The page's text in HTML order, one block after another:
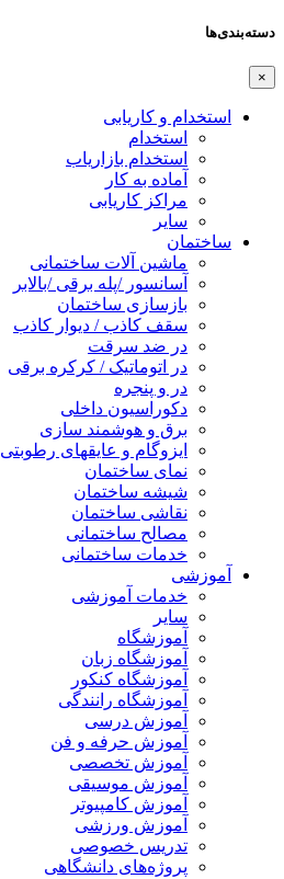
دسته‌بندی‌ها
×
استخدام و کاریابی
استخدام
استخدام بازاریاب
آماده به کار
مراکز کاریابی
سایر
ساختمان
ماشین آلات ساختمانی
آسانسور /پله برقی /بالابر
بازسازی ساختمان
سقف کاذب / دیوار کاذب
در ضد سرقت
در اتوماتیک / کرکره برقی
در و پنجره
دکوراسیون داخلی
برق و هوشمند سازی
ایزوگام و عایقهای رطوبتی
نمای ساختمان
شیشه ساختمان
نقاشی ساختمان
مصالح ساختمانی
خدمات ساختمانی
آموزشی
خدمات آموزشی
سایر
آموزشگاه
آموزشگاه زبان
آموزشگاه کنکور
آموزشگاه رانندگی
آموزش درسی
آموزش حرفه و فن
آموزش تخصصی
آموزش موسیقی
آموزش کامپیوتر
آموزش ورزشی
تدریس خصوصی
پروژه‌های دانشگاهی